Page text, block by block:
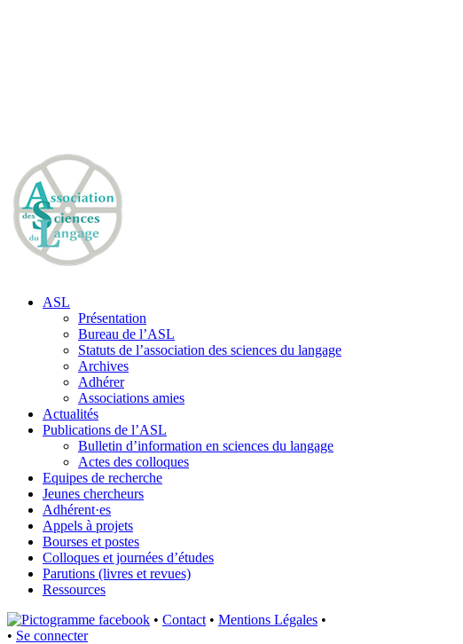
ASL
Présentation
Bureau de l’ASL
Statuts de l’association des sciences du langage
Archives
Adhérer
Associations amies
Actualités
Publications de l’ASL
Bulletin d’information en sciences du langage
Actes des colloques
Equipes de recherche
Jeunes chercheurs
Adhérent·es
Appels à projets
Bourses et postes
Colloques et journées d’études
Parutions (livres et revues)
Ressources
• Contact • Mentions Légales •
• Se connecter